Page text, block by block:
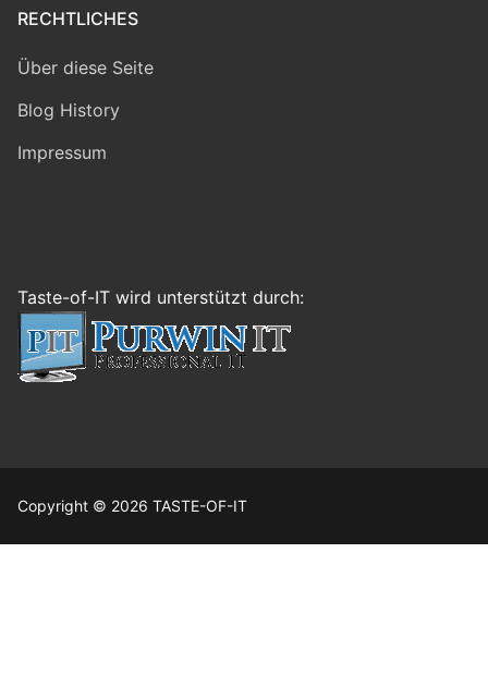
RECHTLICHES
Über diese Seite
Blog History
Impressum
Taste-of-IT wird unterstützt durch:
Copyright © 2026 TASTE-OF-IT